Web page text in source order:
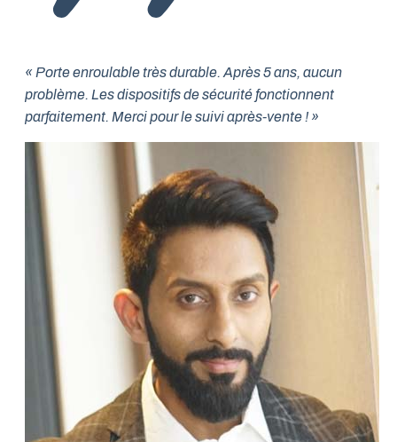
« Porte enroulable très durable. Après 5 ans, aucun
problème. Les dispositifs de sécurité fonctionnent
parfaitement. Merci pour le suivi après-vente ! »